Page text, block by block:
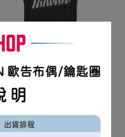
TEAM TAIWAN 球員
加入購物車